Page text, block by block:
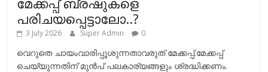
പരിചയപ്പെട്ടാലോ..?
3 July 2026 Super Admin 0
വെറുതെ ചായംവാരിപ്പൂശുന്നതാവരുത് മേക്കപ്പ്.മേക്കപ്പ്
ചെയ്യുന്നതിന് മുന്‍പ് പലകാര്യങ്ങളും ശ്രദ്ധിക്കണം.